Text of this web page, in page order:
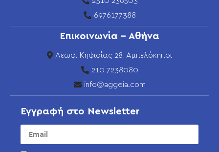
6976177388
Επικοινωνία - Αθήνα
Λεωφ. Κηφισίας 28, Αμπελόκηποι
210 7238080
info@aggeia.com
Εγγραφή στο Newsletter